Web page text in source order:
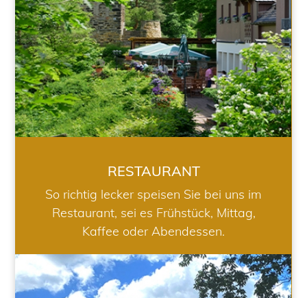
RESTAURANT
So richtig lecker speisen Sie bei uns im
Restaurant, sei es Frühstück, Mittag,
Kaffee oder Abendessen.